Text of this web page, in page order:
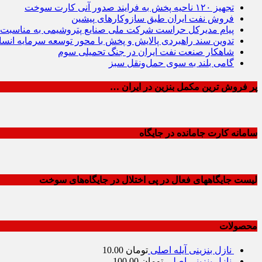
تجهیز ۱۲۰ ناحیه پخش به فرایند صدور آنی کارت سوخت
فروش نفت ایران طبق سازوکارهای پیشین
پیام مدیرکل حراست شرکت ملی صنایع پتروشیمی به
تدوین سند راهبردی پالایش و پخش با محور توسعه سرمایه
شاهکار صنعت نفت ایران در جنگ تحمیلی سوم
گامی بلند به سوی حمل‌ونقل سبز
پر فروش ترین مکمل بنزین در ایران …
سامانه کارت جامانده در جایگاه
لیست جایگاههای فعال در پی اختلال در جایگاه‌های سوخت
محصولات
نازل بنزینی آیله اصلی تومان